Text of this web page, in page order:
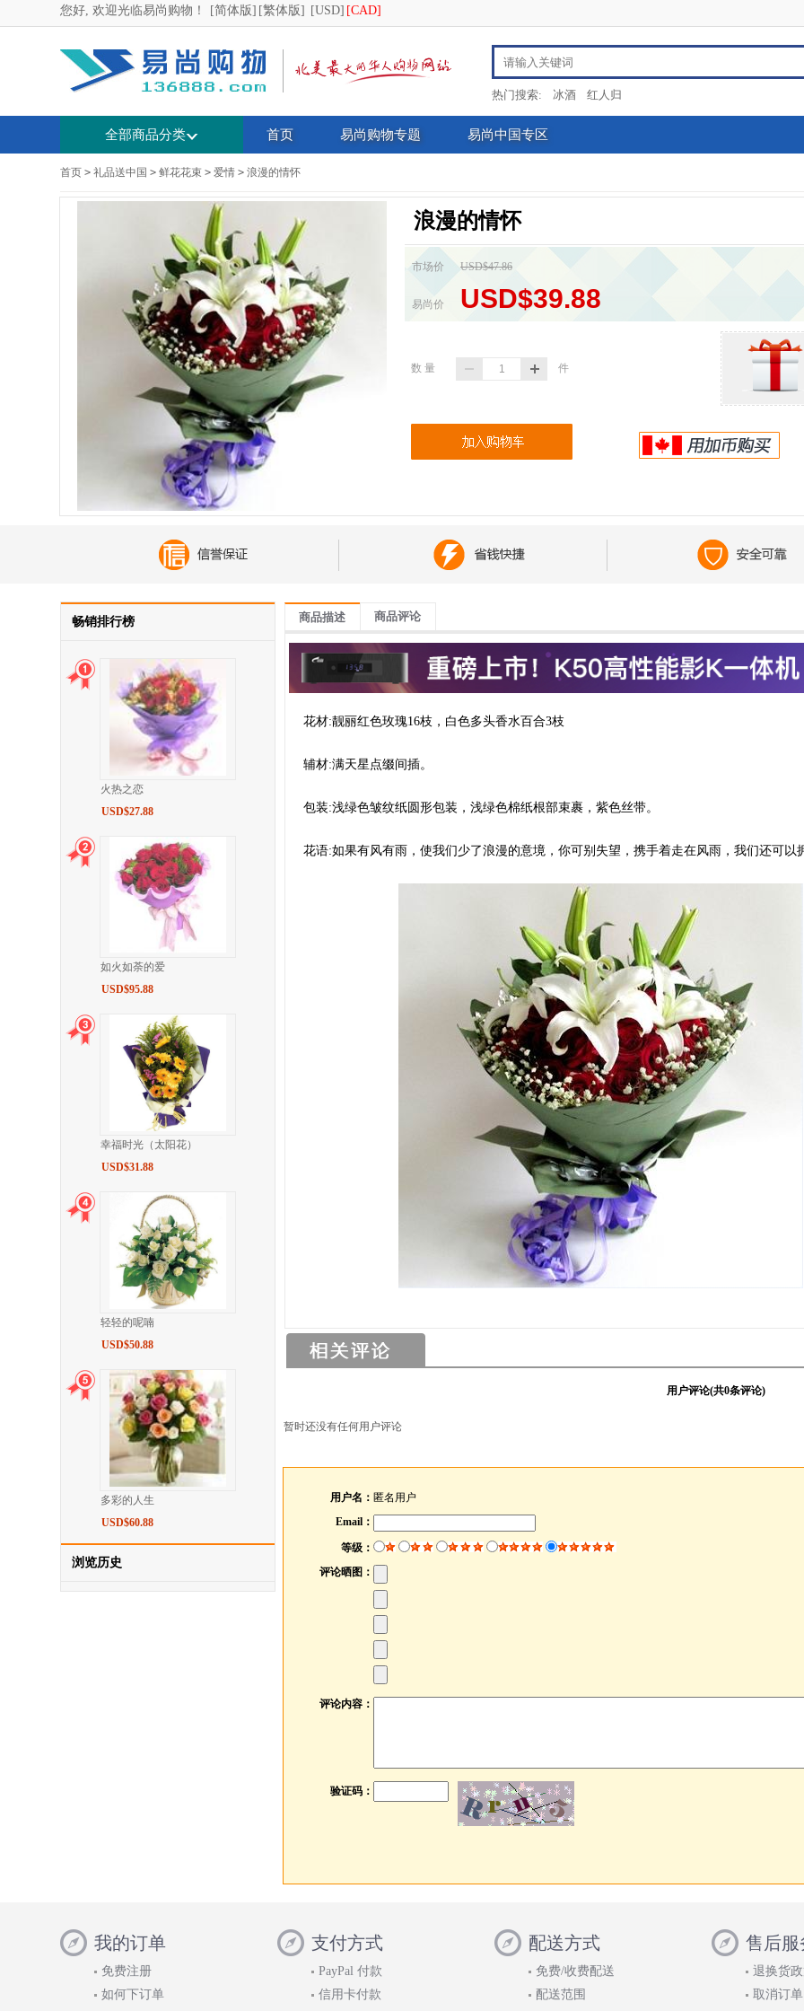
您好, 欢迎光临易尚购物！ [简体版] [繁体版] [USD] [CAD]
热门搜索: 冰酒 红人归
全部商品分类 首页 易尚购物专题 易尚中国专区
首页 > 礼品送中国 > 鲜花花束 > 爱情 > 浪漫的情怀
浪漫的情怀
市场价 USD$47.86
易尚价 USD$39.88
数 量 件
畅销排行榜
火热之恋
USD$27.88
如火如荼的爱
USD$95.88
幸福时光（太阳花）
USD$31.88
轻轻的呢喃
USD$50.88
多彩的人生
USD$60.88
浏览历史
商品描述 商品评论
花材:靓丽红色玫瑰16枝，白色多头香水百合3枝
辅材:满天星点缀间插。
包装:浅绿色皱纹纸圆形包装，浅绿色棉纸根部束裹，紫色丝带。
花语:如果有风有雨，使我们少了浪漫的意境，你可别失望，携手着走在风雨，我们还可以
用户评论(共0条评论)
暂时还没有任何用户评论
用户名： 匿名用户
Email：
等级：
评论晒图：
评论内容：
验证码：
我的订单
免费注册
如何下订单
支付方式
PayPal 付款
信用卡付款
配送方式
免费/收费配送
配送范围
售后服
退换货
取消订单